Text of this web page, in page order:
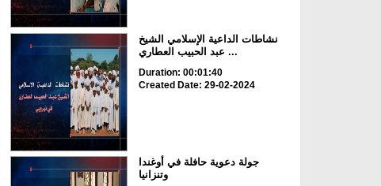
نشاطات الداعية الإسلامي الشيخ
عبد الحبيب العطاري ...
Duration: 00:01:40
Created Date: 29-02-2024
جولة دعوية حافلة في أوغندا
وتنزانيا